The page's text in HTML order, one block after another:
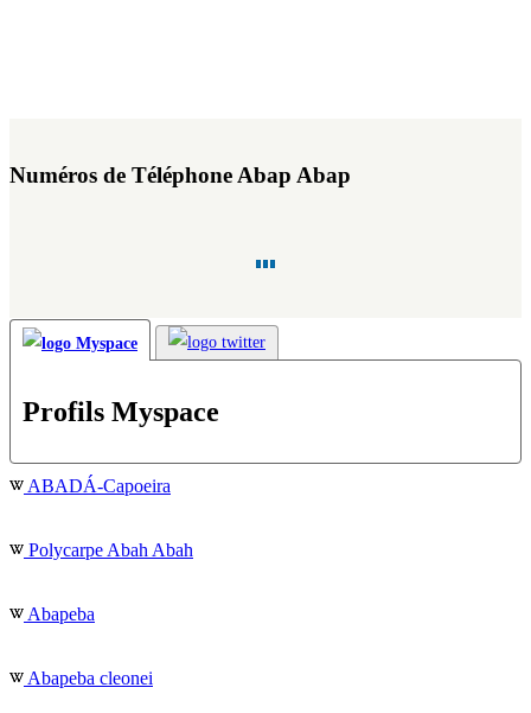
Numéros de Téléphone Abap Abap
Profils Myspace
ABADÁ-Capoeira
Polycarpe Abah Abah
Abapeba
Abapeba cleonei